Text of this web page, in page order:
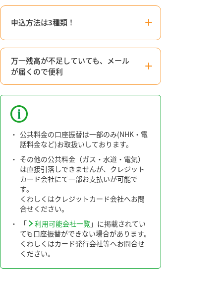
申込方法は3種類！
万一残高が不足していても、メール
が届くので便利
・ 公共料金の口座振替は一部のみ(NHK・電
話料金など)お取扱いしております。
・ その他の公共料金（ガス・水道・電気）
は直接引落しできませんが、クレジット
カード会社にて一部お支払いが可能で
す。
くわしくはクレジットカード会社へお問
合せください。
・
「 利用可能会社一覧」に掲載されてい
ても口座振替ができない場合があります。
くわしくはカード発行会社等へお問合せ
ください。